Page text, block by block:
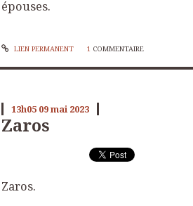
épouses.
LIEN PERMANENT 1 COMMENTAIRE
13h05 09mai 2023
Zaros
Zaros.